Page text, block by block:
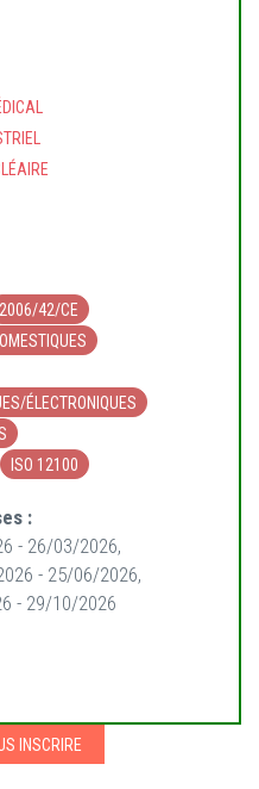
2006/42/CE
ÉLECTRONIQUES
ISO 12100
:
- 26/03/2026,
- 25/06/2026,
- 29/10/2026
INSCRIRE